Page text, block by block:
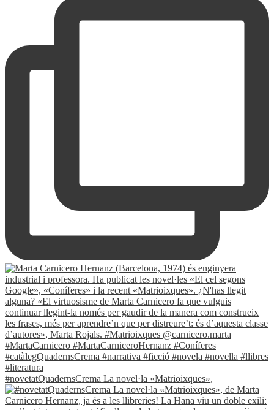
#novetatQuadernsCrema La novel·la «Matrioixques»,